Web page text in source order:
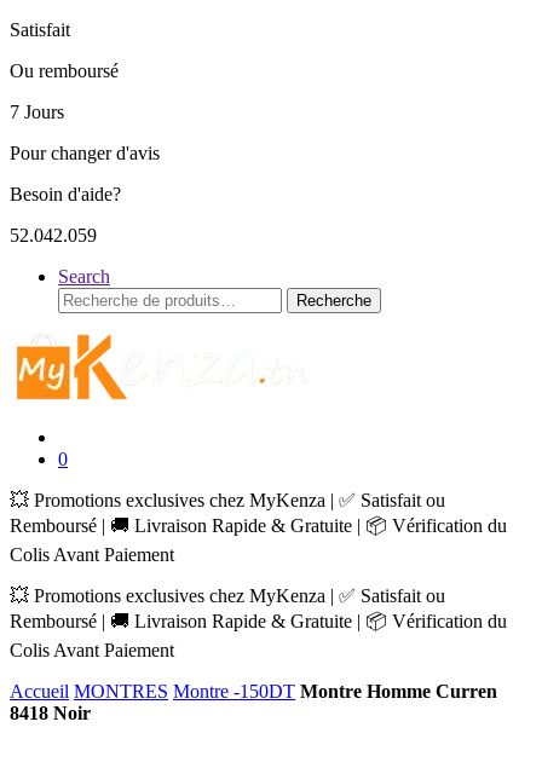
Satisfait
Ou remboursé
7 Jours
Pour changer d'avis
Besoin d'aide?
52.042.059
Search
Recherche
pour :
Recherche
0
💥 Promotions exclusives chez MyKenza | ✅ Satisfait ou
Remboursé | 🚚 Livraison Rapide & Gratuite | 📦 Vérification du
Colis Avant Paiement
💥 Promotions exclusives chez MyKenza | ✅ Satisfait ou
Remboursé | 🚚 Livraison Rapide & Gratuite | 📦 Vérification du
Colis Avant Paiement
Accueil MONTRES Montre -150DT Montre Homme Curren
8418 Noir